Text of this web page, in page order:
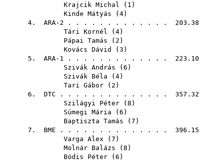
Krajcik Michal ( 1 )
Kinde Mátyás ( 4)
4. ARA-2 . . . . . . . . . . . . . 203.38
Tári Kornél ( 4)
Pápai Tamás ( 2 )
Kovács Dávid
( 3 )
5. ARA-1 . . . . . . . . . . . . . 223.10
Szivák András ( 6 )
Szivák Béla ( 4)
Tari Gábor ( 2 )
6. DTC . . . . . . . . . . . . . . 357.32
Szilágyi Péter ( 8 )
Sümegi Mária ( 6 )
Baptiszta Tamás ( 7 )
7. BME . . . . . . . . . . . . . . 396.15
Varga Alex ( 7 )
Molnár Balázs ( 8 )
Bódis Péter ( 6 )